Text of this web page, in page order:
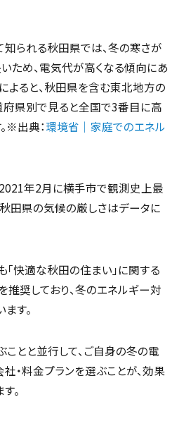
られる秋田県では、冬の寒さが
ため、電気代が高くなる傾向にあ
よると、秋田県を含む東北地方の
県別で見ると全国で3番目に高
※出典：環境省｜家庭でのエネル
年2月に横手市で観測史上最
田県の気候の厳しさはデータに
「快適な秋田の住まい」に関する
推奨しており、冬のエネルギー対
す。
とと並行して、ご自身の冬の電
・料金プランを選ぶことが、効果
。